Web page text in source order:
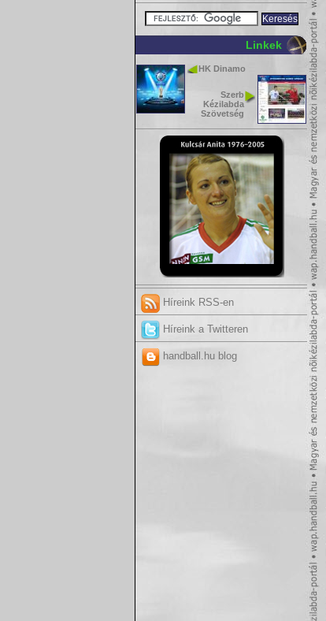
Linkek
HK Dinamo
Szerb
Kézilabda
Szövetség
Híreink RSS-en
Híreink a Twitteren
handball.hu blog